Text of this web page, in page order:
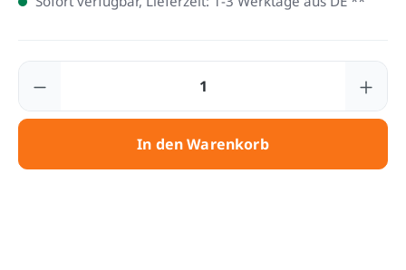
Produkt Anzahl: Gib den gewünschten
In den Warenkorb